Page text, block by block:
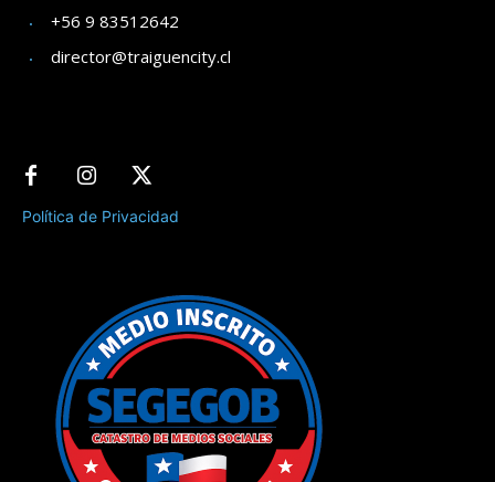
+56 9 83512642
director@traiguencity.cl
Política de Privacidad